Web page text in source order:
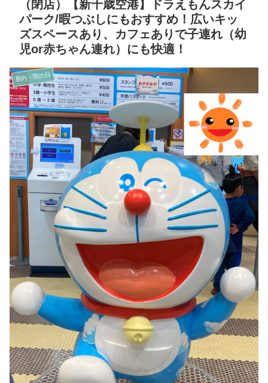
（閉店）【新千歳空港】ドラえもんスカイ
パーク/暇つぶしにもおすすめ！広いキッ
ズスペースあり、カフェありで子連れ（幼
児or赤ちゃん連れ）にも快適！
屋内・雨の日